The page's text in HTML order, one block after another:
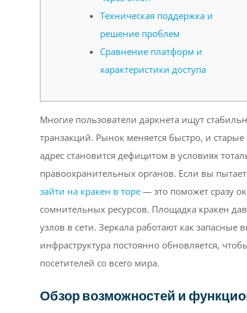
Техническая поддержка и
решение проблем
Сравнение платформ и
характеристики доступа
Многие пользователи даркнета ищут
транзакций. Рынок меняется быстро, и
адрес становится дефицитом в условиях
правоохранительных органов. Если вы
зайти на кракен в торе — это поможет сразу
сомнительных ресурсов. Площадка кракен
узлов в сети. Зеркала работают как
инфраструктура постоянно обновляется,
посетителей со всего мира.
Обзор возможностей и